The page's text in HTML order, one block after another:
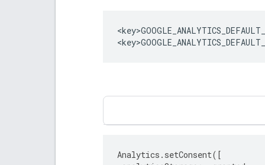
Analytics . setConsent([